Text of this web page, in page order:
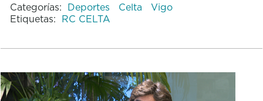
Categorías: Deportes Celta
Vigo
Etiquetas: RC CELTA